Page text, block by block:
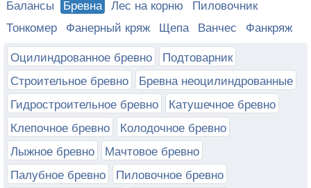
Балансы Бревна Лес на корню Пиловочник
Тонкомер Фанерный кряж Щепа Ванчес Фанкряж
Оцилиндрованное бревно
Подтоварник
Строительное бревно
Бревна неоцилиндрованные
Гидростроительное бревно
Катушечное бревно
Клепочное бревно
Колодочное бревно
Лыжное бревно
Мачтовое бревно
Палубное бревно
Пиловочное бревно